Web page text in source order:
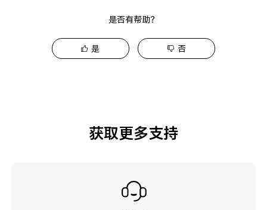
是否有帮助？
是 否
获取更多支持